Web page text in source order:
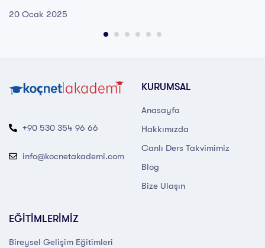
20 Ocak 2025
+90 530 354 96 66
info@kocnetakademi.com
KURUMSAL
Anasayfa
Hakkımızda
Canlı Ders Takvimimiz
Blog
Bize Ulaşın
EĞİTİMLERİMİZ
Bireysel Gelişim Eğitimleri